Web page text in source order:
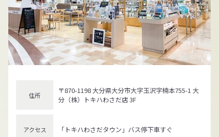
住所
〒870-1198 大分県大分市大字玉沢字楠本755-1 大
分（株）トキハわさだ店 3F
アクセス 「トキハわさだタウン」バス停下車すぐ